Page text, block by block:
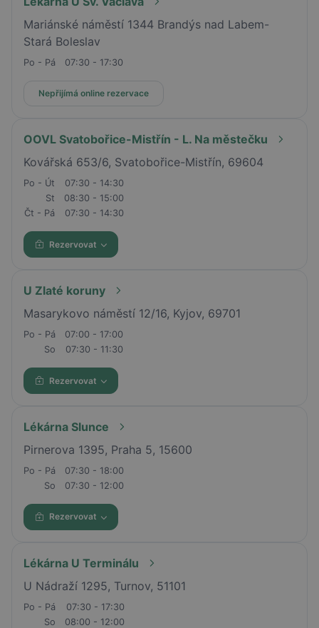
Mariánské náměstí 1344 Brandýs nad Labem-
Stará Boleslav
Po - Pá 07:30 - 17:30
Nepřijímá online rezervace
OOVL Svatobořice-Mistřín - L. Na městečku
Kovářská 653/6, Svatobořice-Mistřín, 69604
Po - Út
07:30 - 14:30
St
08:30 - 15:00
Čt - Pá
07:30 - 14:30
Rezervovat
U Zlaté koruny
Masarykovo náměstí 12/16, Kyjov, 69701
Po - Pá
07:00 - 17:00
So
07:30 - 11:30
Rezervovat
Lékárna Slunce
Pirnerova 1395, Praha 5, 15600
Po - Pá
07:30 - 18:00
So
07:30 - 12:00
Rezervovat
Lékárna U Terminálu
U Nádraží 1295, Turnov, 51101
Po - Pá
07:30 - 17:30
So
08:00 - 12:00